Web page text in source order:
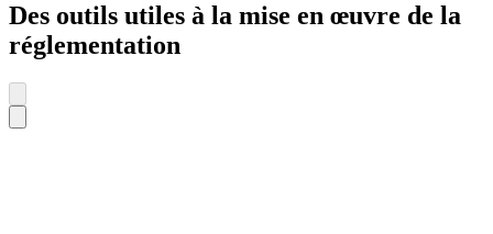
Des outils utiles à la mise en œuvre de la
réglementation